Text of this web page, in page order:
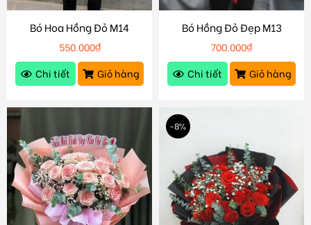
Bó Hoa Hồng Đỏ M14
550.000₫
Chi tiết
Giỏ hàng
Bó Hồng Đỏ Đẹp M13
700.000₫
Chi tiết
Giỏ hàng
-8%